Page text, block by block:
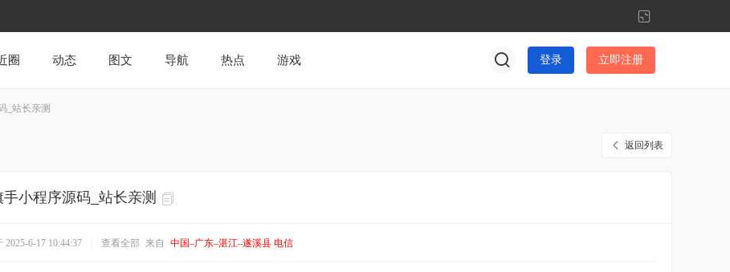
切
换
到
窄
圈 动态 图文 导航 热点 游戏 登录 立即注册
_站长亲测
返回列表
小程序源码_站长亲测
2025-6-17 10:44:37 查看全部 来自 中国–广东–湛江–遂溪县 电信